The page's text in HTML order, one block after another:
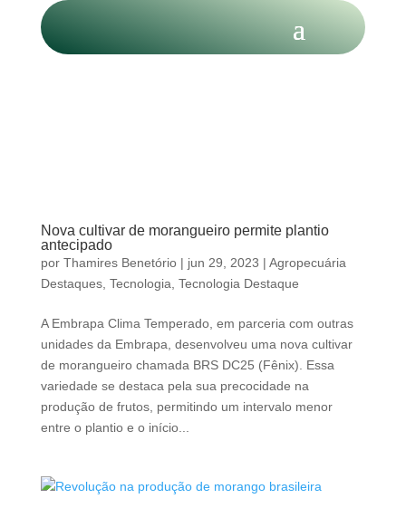
Nova cultivar de morangueiro permite plantio
antecipado
por Thamires Benetório| jun 29, 2023 | Agropecuária
Destaques, Tecnologia Tecnologia Destaque
A Embrapa Clima Temperado, em parceria com outras
unidades da Embrapa, desenvolveu uma nova cultivar
de morangueiro chamada BRS DC25 (Fênix). Essa
variedade se destaca pela sua precocidade na
produção de frutos, permitindo um intervalo menor
entre o plantio e o início...